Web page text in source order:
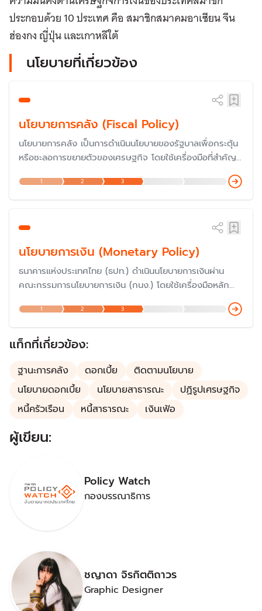
ประกอบด้วย 10 ประเทศ คือ สมาชิกสมาคมอาเซียน จีน
ฮ่องกง ญี่ปุ่น และเกาหลีใต้
นโยบายที่เกี่ยวข้อง
นโยบายการคลัง (Fiscal Policy)
นโยบายการคลัง เป็นการดำเนินนโยบายของรัฐบาลเพื่อกระตุ้น
หรือชะลอการขยายตัวของเศรษฐกิจ โดยใช้เครื่องมือที่สำคัญ
ของรัฐบาล คือ การใช้จ่ายของรัฐบาล (รายจ่าย) และการเก็บ
ภาษี (รายได้) รวมถึงการก่อหนี้สาธารณะของรัฐบาล
1 2 3
นโยบายการเงิน (Monetary Policy)
ธนาคารแห่งประเทศไทย (ธปท.) ดำเนินนโยบายการเงินผ่าน
คณะกรรมการนโยบายการเงิน (กนง.) โดยใช้เครื่องมือหลัก
บริการ ไม่ให้เปลี่ยนแปลงเร็วเกินไปจนกระทบกับเศรษฐกิจ โด
ยกนง.มีการตั้งขึ้นเมื่อปี 2551 ทำให้การกำหนดนโยบายการงินข
องไทย "ก้าวสู่ยุคใหม่"
1 2 3
แท็กที่เกี่ยวข้อง:
ฐานะการคลัง ดอกเบี้ย
ติดตามนโยบาย
นโยบายดอกเบี้ย
นโยบายสาธารณะ
ปฏิรูปเศรษฐกิจ
หนี้ครัวเรือน
หนี้สาธารณะ เงินเฟ้อ
ผู้เขียน:
Policy Watch
กองบรรณาธิการ
ชญาดา จิรกิตติถาวร
Graphic Designer